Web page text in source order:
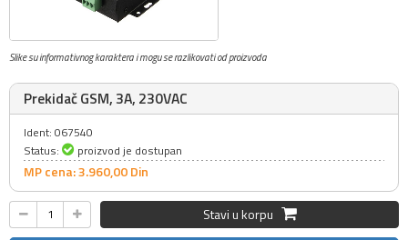
Slike su informativnog karaktera i mogu se razlikovati od proizvoda
Prekidač GSM, 3A, 230VAC
Ident: 067540
Status:
proizvod je dostupan
MP cena: 3.960,00Din
Stavi u korpu